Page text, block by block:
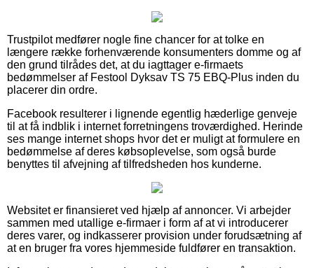
Trustpilot medfører nogle fine chancer for at tolke en
længere række forhenværende konsumenters domme og af
den grund tilrådes det, at du iagttager e-firmaets
bedømmelser af Festool Dyksav TS 75 EBQ-Plus inden du
placerer din ordre.
Facebook resulterer i lignende egentlig hæderlige genveje
til at få indblik i internet forretningens troværdighed. Herinde
ses mange internet shops hvor det er muligt at formulere en
bedømmelse af deres købsoplevelse, som også burde
benyttes til afvejning af tilfredsheden hos kunderne.
Websitet er finansieret ved hjælp af annoncer. Vi arbejder
sammen med utallige e-firmaer i form af at vi introducerer
deres varer, og indkasserer provision under forudsætning af
at en bruger fra vores hjemmeside fuldfører en transaktion.